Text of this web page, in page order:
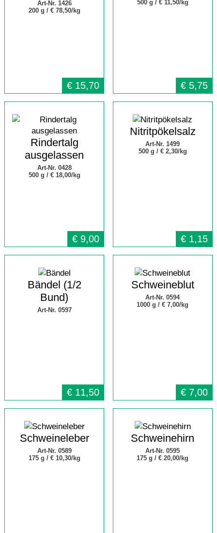
Art-Nr. 1426
200 g / € 78,50/kg
€ 15,70
500 g / € 11,50/kg
€ 5,75
Rindertalg
ausgelassen
Art-Nr. 0428
500 g / € 18,00/kg
€ 9,00
Nitritpökelsalz
Art-Nr. 1499
500 g / € 2,30/kg
€ 1,15
Bändel (1/2
Bund)
Art-Nr. 0597
€ 11,50
Schweineblut
Art-Nr. 0594
1000 g /€ 7,00/kg
€ 7,00
Schweineleber
Art-Nr. 0589
175 g / € 10,30/kg
Schweinehirn
Art-Nr. 0595
175 g /€ 20,00/kg